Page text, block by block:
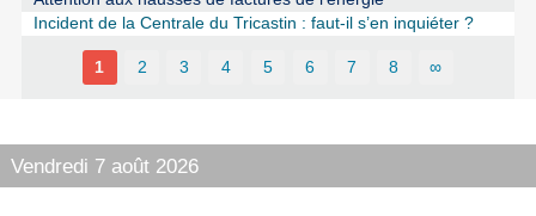
Incident de la Centrale du Tricastin : faut-il s’en inquiéter ?
1 2 3 4 5 6 7 8 ∞
Vendredi 7 août 2026